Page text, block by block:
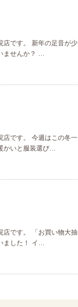
店です。 新年の足音が少
ませんか？ …
店です。 今週はこの冬一
かいと服装選び…
店です。 「お買い物大抽
ました！ イ…